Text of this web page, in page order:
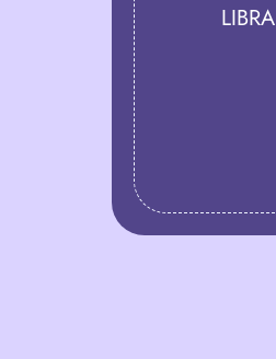
LIBRA